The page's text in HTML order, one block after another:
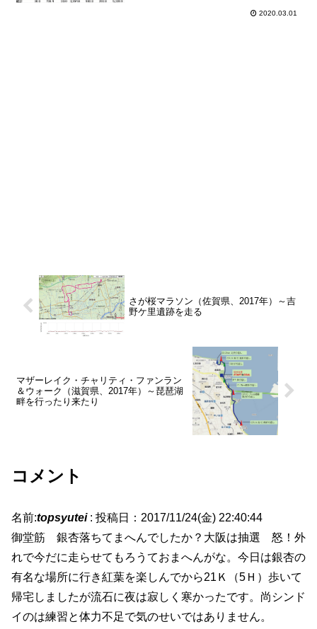
グを始めたのは1995年頃ですが、記録が
2020.03.01
さが桜マラソン（佐賀県、2017年）～吉
野ケ里遺跡を走る
マザーレイク・チャリティ・ファンラン
＆ウォーク（滋賀県、2017年）～琵琶湖
畔を行ったり来たり
コメント
名前:topsyutei: 投稿日：2017/11/24(金) 22:40:44
御堂筋 銀杏落ちてまへんでしたか？大阪は抽選 怒！外
れで今だに走らせてもろうておまへんがな。今日は銀杏の
有名な場所に行き紅葉を楽しんでから21Ｋ（5Ｈ）歩いて
帰宅しましたが流石に夜は寂しく寒かったです。尚シンド
イのは練習と体力不足で気のせいではありません。